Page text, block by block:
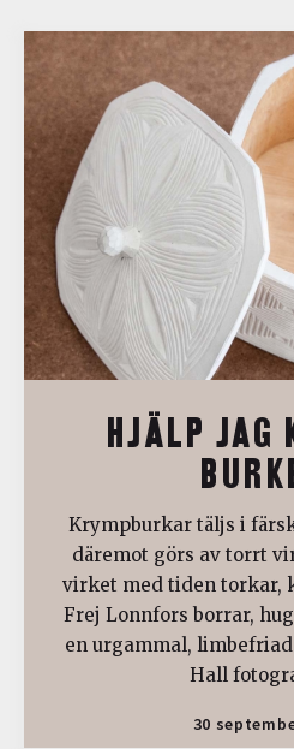
HJÄLP JAG
Krympburkar täljs i
däremot görs av torrt
virket med tiden torkar,
Frej Lonnfors borrar,
en urgammal,
Hall
30